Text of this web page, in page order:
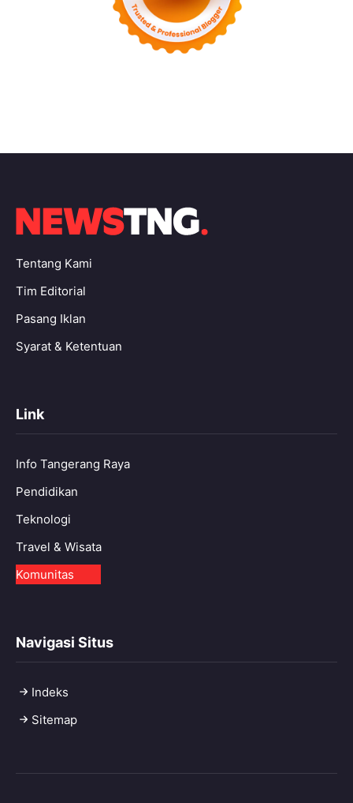
Tentang Kami
Tim Editorial
Pasang Iklan
Syarat & Ketentuan
Link
Info Tangerang Raya
Pendidikan
Teknologi
Travel & Wisata
Komunitas
Navigasi Situs
Indeks
Sitemap